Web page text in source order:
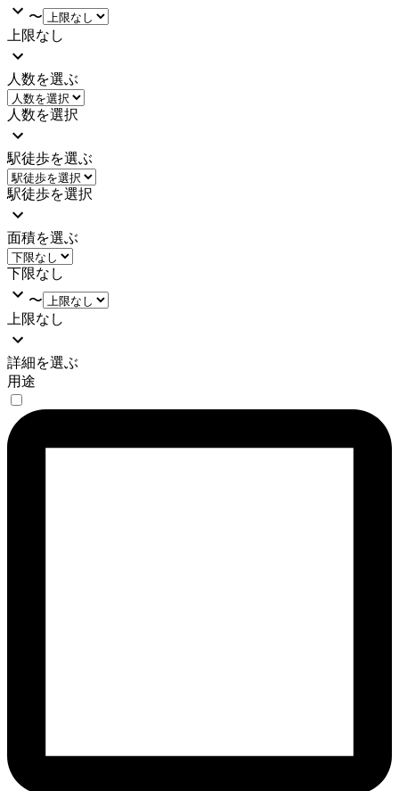
〜
上限なし
人数を選ぶ
人数を選択
駅徒歩を選ぶ
駅徒歩を選択
面積を選ぶ
下限なし
〜
上限なし
詳細を選ぶ
用途